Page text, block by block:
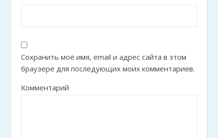
Сохранить моё имя, email и адрес сайта в этом
браузере для последующих моих комментариев.
Комментарий